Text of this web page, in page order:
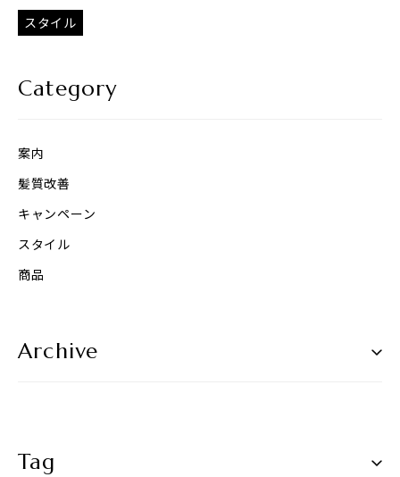
スタイル
Category
案内
髪質改善
キャンペーン
スタイル
商品
Archive
Tag